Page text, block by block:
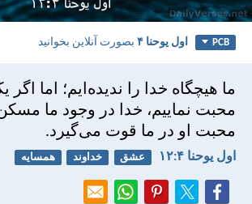
PCB اول يوحنا ۴ بصورت آنلاین بخوانید
ما هيچگاه خدا را نديده‌ايم؛ اما اگر
محبت نماييم، خدا در وجود ما
محبت او در ما قوت می‌گيرد.
اول يوحنا ۴:‏۱۲ عشق خداوند همسایه